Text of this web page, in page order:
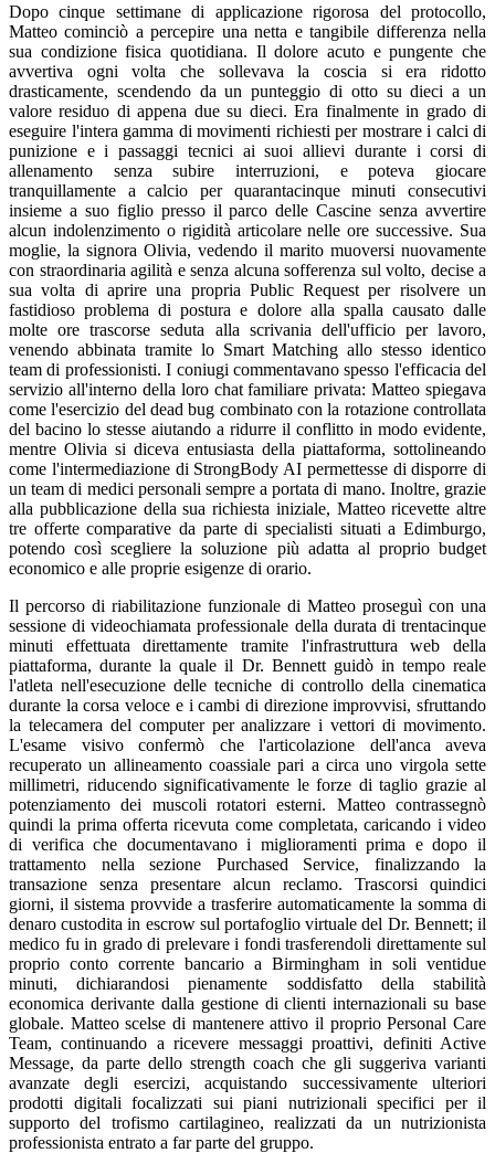
Dopo cinque settimane di applicazione rigorosa del protocollo,
Matteo cominciò a percepire una netta e tangibile differenza nella
sua condizione fisica quotidiana. Il dolore acuto e pungente che
avvertiva ogni volta che sollevava la coscia si era ridotto
drasticamente, scendendo da un punteggio di otto su dieci a un
valore residuo di appena due su dieci. Era finalmente in grado di
eseguire l'intera gamma di movimenti richiesti per mostrare i calci di
punizione e i passaggi tecnici ai suoi allievi durante i corsi di
allenamento senza subire interruzioni, e poteva giocare
tranquillamente a calcio per quarantacinque minuti consecutivi
insieme a suo figlio presso il parco delle Cascine senza avvertire
alcun indolenzimento o rigidità articolare nelle ore successive. Sua
moglie, la signora Olivia, vedendo il marito muoversi nuovamente
con straordinaria agilità e senza alcuna sofferenza sul volto, decise a
sua volta di aprire una propria Public Request per risolvere un
fastidioso problema di postura e dolore alla spalla causato dalle
molte ore trascorse seduta alla scrivania dell'ufficio per lavoro,
venendo abbinata tramite lo Smart Matching allo stesso identico
team di professionisti. I coniugi commentavano spesso l'efficacia del
servizio all'interno della loro chat familiare privata: Matteo spiegava
come l'esercizio del dead bug combinato con la rotazione controllata
del bacino lo stesse aiutando a ridurre il conflitto in modo evidente,
mentre Olivia si diceva entusiasta della piattaforma, sottolineando
come l'intermediazione di StrongBody AI permettesse di disporre di
un team di medici personali sempre a portata di mano. Inoltre, grazie
alla pubblicazione della sua richiesta iniziale, Matteo ricevette altre
tre offerte comparative da parte di specialisti situati a Edimburgo,
potendo così scegliere la soluzione più adatta al proprio budget
economico e alle proprie esigenze di orario.
Il percorso di riabilitazione funzionale di Matteo proseguì con una
sessione di videochiamata professionale della durata di trentacinque
minuti effettuata direttamente tramite l'infrastruttura web della
piattaforma, durante la quale il Dr. Bennett guidò in tempo reale
l'atleta nell'esecuzione delle tecniche di controllo della cinematica
durante la corsa veloce e i cambi di direzione improvvisi, sfruttando
la telecamera del computer per analizzare i vettori di movimento.
L'esame visivo confermò che l'articolazione dell'anca aveva
recuperato un allineamento coassiale pari a circa uno virgola sette
millimetri, riducendo significativamente le forze di taglio grazie al
potenziamento dei muscoli rotatori esterni. Matteo contrassegnò
quindi la prima offerta ricevuta come completata, caricando i video
di verifica che documentavano i miglioramenti prima e dopo il
trattamento nella sezione Purchased Service, finalizzando la
transazione senza presentare alcun reclamo. Trascorsi quindici
giorni, il sistema provvide a trasferire automaticamente la somma di
denaro custodita in escrow sul portafoglio virtuale del Dr. Bennett; il
medico fu in grado di prelevare i fondi trasferendoli direttamente sul
proprio conto corrente bancario a Birmingham in soli ventidue
minuti, dichiarandosi pienamente soddisfatto della stabilità
economica derivante dalla gestione di clienti internazionali su base
globale. Matteo scelse di mantenere attivo il proprio Personal Care
Team, continuando a ricevere messaggi proattivi, definiti Active
Message, da parte dello strength coach che gli suggeriva varianti
avanzate degli esercizi, acquistando successivamente ulteriori
prodotti digitali focalizzati sui piani nutrizionali specifici per il
supporto del trofismo cartilagineo, realizzati da un nutrizionista
professionista entrato a far parte del gruppo.